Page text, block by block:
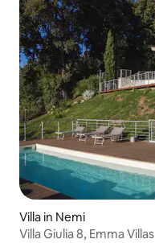
Villa in Nemi
Villa Giulia 8, Emma Villas